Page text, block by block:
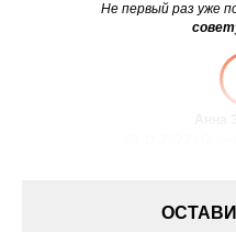
Не первый раз уже
Анна